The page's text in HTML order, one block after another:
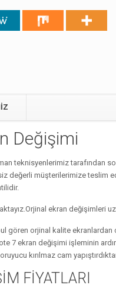
Değişimi
teknisyenlerimiz tarafından
müşterilerimize teslim
ekran değişimleri
gören orjinal kalite
7 ekran değişimi işleminin
kırılmaz cam
FİYATLARI